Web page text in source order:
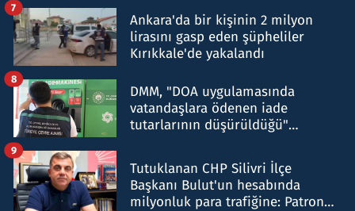
Ankara'da bir kişinin 2 milyon
lirasını gasp eden şüpheliler
Kırıkkale'de yakalandı
7
DMM, "DOA uygulamasında
vatandaşlara ödenen iade
tutarlarının düşürüldüğü"
8
Tutuklanan CHP Silivri İlçe
Başkanı Bulut'un hesabında
milyonluk para trafiğine: Patron
9